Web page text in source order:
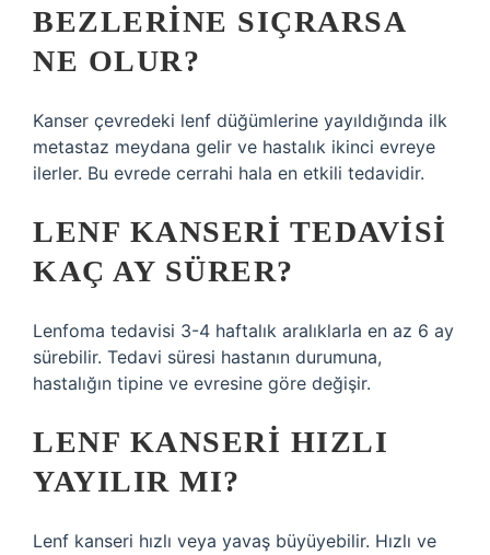
BEZLERINE SIÇRARSA
NE OLUR?
Kanser çevredeki lenf düğümlerine yayıldığında ilk
metastaz meydana gelir ve hastalık ikinci evreye
ilerler. Bu evrede cerrahi hala en etkili tedavidir.
LENF KANSERI TEDAVISI
KAÇ AY SÜRER?
Lenfoma tedavisi 3-4 haftalık aralıklarla en az 6 ay
sürebilir. Tedavi süresi hastanın durumuna,
hastalığın tipine ve evresine göre değişir.
LENF KANSERI HIZLI
YAYILIR MI?
Lenf kanseri hızlı veya yavaş büyüyebilir. Hızlı ve